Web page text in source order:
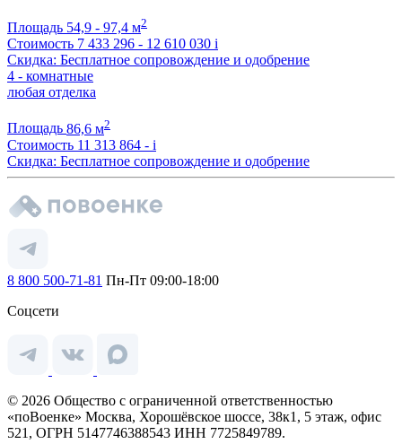
Площадь 54,9 - 97,4 м2
Стоимость 7 433 296 - 12 610 030 i
Скидка: Бесплатное сопровождение и одобрение
4 - комнатные
любая отделка
Площадь 86,6 м2
Стоимость 11 313 864 - i
Скидка: Бесплатное сопровождение и одобрение
8 800 500-71-81 Пн-Пт 09:00-18:00
Соцсети
© 2026 Общество с ограниченной ответственностью
«поВоенке» Москва, Хорошёвское шоссе, 38к1, 5 этаж, офис
521, ОГРН 5147746388543 ИНН 7725849789.